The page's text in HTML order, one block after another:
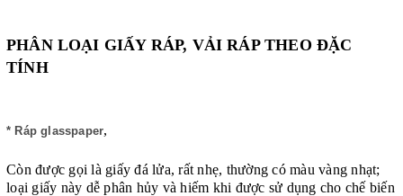
PHÂN LOẠI GIẤY RÁP, VẢI RÁP THEO ĐẶC
TÍNH
* Ráp glasspaper,
Còn được gọi là giấy đá lửa, rất nhẹ, thường có màu vàng nhạt;
loại giấy này dễ phân hủy và hiếm khi được sử dụng cho chế biến